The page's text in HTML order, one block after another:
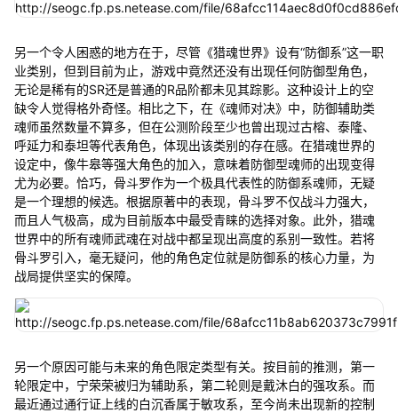
另一个令人困惑的地方在于，尽管《猎魂世界》设有“防御系”这一职
业类别，但到目前为止，游戏中竟然还没有出现任何防御型角色，
无论是稀有的SR还是普通的R品阶都未见其踪影。这种设计上的空
缺令人觉得格外奇怪。相比之下，在《魂师对决》中，防御辅助类
魂师虽然数量不算多，但在公测阶段至少也曾出现过古榕、泰隆、
呼延力和泰坦等代表角色，体现出该类别的存在感。在猎魂世界的
设定中，像牛皋等强大角色的加入，意味着防御型魂师的出现变得
尤为必要。恰巧，骨斗罗作为一个极具代表性的防御系魂师，无疑
是一个理想的候选。根据原著中的表现，骨斗罗不仅战斗力强大，
而且人气极高，成为目前版本中最受青睐的选择对象。此外，猎魂
世界中的所有魂师武魂在对战中都呈现出高度的系别一致性。若将
骨斗罗引入，毫无疑问，他的角色定位就是防御系的核心力量，为
战局提供坚实的保障。
另一个原因可能与未来的角色限定类型有关。按目前的推测，第一
轮限定中，宁荣荣被归为辅助系，第二轮则是戴沐白的强攻系。而
最近通过通行证上线的白沉香属于敏攻系，至今尚未出现新的控制